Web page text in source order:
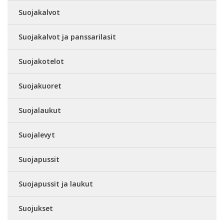
Suojakalvot
Suojakalvot ja panssarilasit
Suojakotelot
Suojakuoret
Suojalaukut
Suojalevyt
Suojapussit
Suojapussit ja laukut
Suojukset